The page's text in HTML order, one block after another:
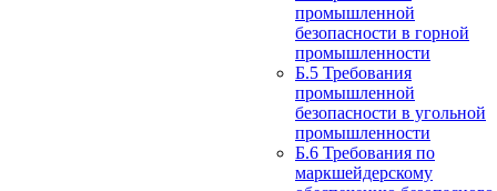
промышленной
безопасности в горной
промышленности
Б.5 Требования
промышленной
безопасности в угольной
промышленности
Б.6 Требования по
маркшейдерскому